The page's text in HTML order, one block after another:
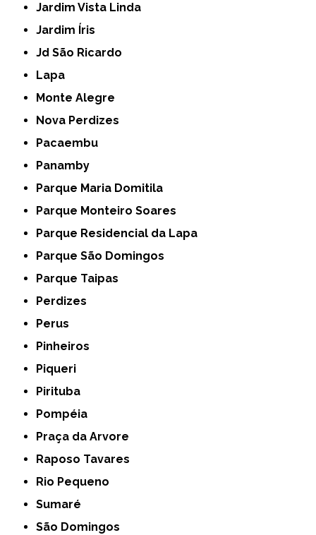
Jardim Vista Linda
Jardim Íris
Jd São Ricardo
Lapa
Monte Alegre
Nova Perdizes
Pacaembu
Panamby
Parque Maria Domitila
Parque Monteiro Soares
Parque Residencial da Lapa
Parque São Domingos
Parque Taipas
Perdizes
Perus
Pinheiros
Piqueri
Pirituba
Pompéia
Praça da Arvore
Raposo Tavares
Rio Pequeno
Sumaré
São Domingos